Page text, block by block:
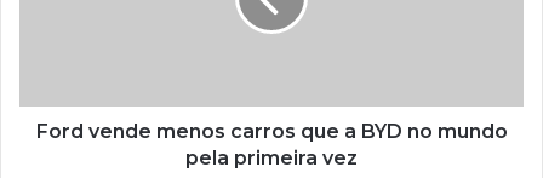
Ford vende menos carros que a BYD no mundo
pela primeira vez